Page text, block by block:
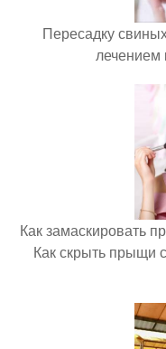
Пересадку
лечением
Как замаскировать
Как скрыть прыщи